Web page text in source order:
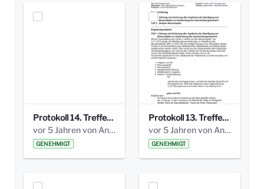
Protokoll 14. Treffen 20160613 AG Bismarckplatz.pdf
vor 5 Jahren von Anni Schlumberger
GENEHMIGT
Protokoll 13. Treffen 20151130 AG Bismarckplatz.pdf
vor 5 Jahren von Anni Schlumberger
GENEHMIGT